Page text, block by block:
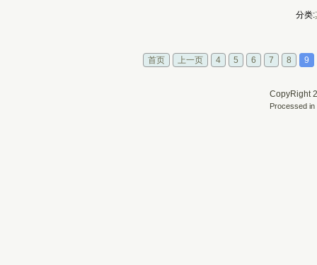
分类:
首页 上一页 4 5 6 7 8 9
CopyRight
Processed in